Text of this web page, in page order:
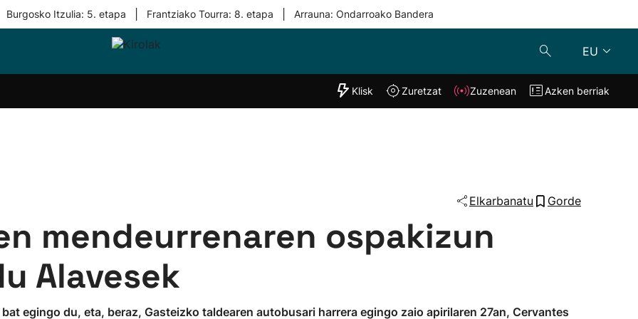
Burgosko Itzulia: 5. etapa Frantziako Tourra: 8. etapa Arrauna: Ondarroako Bandera
EU
Taldeak
"Helmuga"
Klisk Zuzenean
Klisk Zuretzat Zuzenean Azken berriak
Elkarbanatu Gorde
mendeurrenaren ospakizun
Alavesek
egingo du, eta, beraz, Gasteizko taldearen autobusari harrera egingo zaio apirilaren 27an, Cervantes